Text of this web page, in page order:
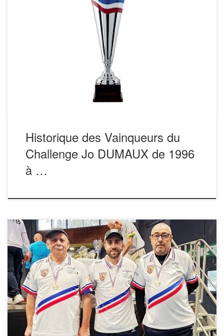
Historique des Vainqueurs du Challenge Jo DUMAUX
TOULOUSE 1996 TERME. DONEZ. GLORIES. (Carmaux
81) TOULOUSE 1997 CURCULOS. X . X . (Sabres
40) ALES 1998 PAYET. X . X. (Alès 30) ILE de la
REUNION 1999 Claude RIVERE DE CARLES. Pierre
DARIES. Christian BADEE. (Toulouse – St Béat 31)
Historique des Vainqueurs du
Challenge Jo DUMAUX de 1996
à …
Les Champions de France 2024 Patrick LOUBIC. Jérôme
LOUBIC. Jacques DEMARCO (Nérac 47) Pour télécharger
une photo clique droit sur l’image ouvrir dans un nouvel
onglet (ou enregistrer l’image sous) Résultats des 4
concours Tableau ci dessous